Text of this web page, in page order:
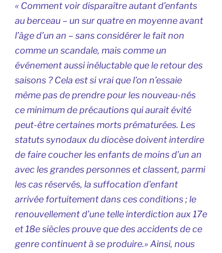
« Comment voir disparaître autant d’enfants
au berceau – un sur quatre en moyenne avant
l’âge d’un an – sans considérer le fait non
comme un scandale, mais comme un
événement aussi inéluctable que le retour des
saisons ? Cela est si vrai que l’on n’essaie
même pas de prendre pour les nouveau-nés
ce minimum de précautions qui aurait évité
peut-être certaines morts prématurées. Les
statuts synodaux du diocèse doivent interdire
de faire coucher les enfants de moins d’un an
avec les grandes personnes et classent, parmi
les cas réservés, la suffocation d’enfant
arrivée fortuitement dans ces conditions ; le
renouvellement d’une telle interdiction aux 17e
et 18e siècles prouve que des accidents de ce
genre continuent à se produire.» Ainsi, nous